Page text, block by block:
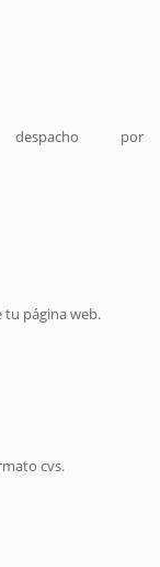
por
página web.
cvs.